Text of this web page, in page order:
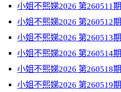
小姐不熙娣2026 第260511期
小姐不熙娣2026 第260512期
小姐不熙娣2026 第260513期
小姐不熙娣2026 第260514期
小姐不熙娣2026 第260518期
小姐不熙娣2026 第260519期